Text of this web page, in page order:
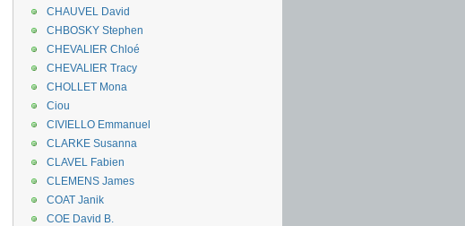
CHAUVEL David
CHBOSKY Stephen
CHEVALIER Chloé
CHEVALIER Tracy
CHOLLET Mona
Ciou
CIVIELLO Emmanuel
CLARKE Susanna
CLAVEL Fabien
CLEMENS James
COAT Janik
COE David B.